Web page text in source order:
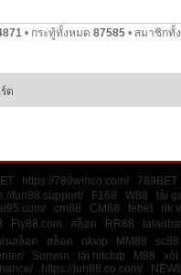
• กระทู้ทั้งหมด 87585• สมาชิกทั้
ด
https://789winco.com/ 789BET
fun88.support/ F168 W88 tải
cm88 CM88 febet rik
Fly88.com สล็อต RR88
นสล็อต สล็อต rikvip MM88 sc88
Sunwin tải hitclub M88 xôi
https://jun88.co.com/